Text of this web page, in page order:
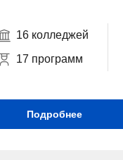
16 колледжей
17 программ
Подробнее